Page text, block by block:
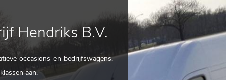
Hendriks B.V.
occasions en bedrijfswagens.
aan.